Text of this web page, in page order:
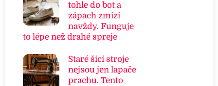
tohle do bot a
zápach zmizí
navždy. Funguje
to lépe než drahé spreje
Staré šicí stroje
nejsou jen lapače
prachu. Tento